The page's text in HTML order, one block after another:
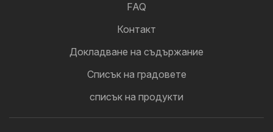
FAQ
Контакт
Докладване на съдържание
Cписък на градовете
списък на продукти